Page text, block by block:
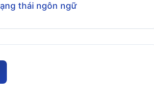
thái ngôn ngữ